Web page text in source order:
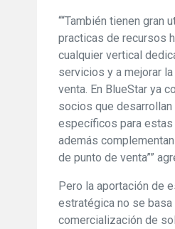
““También tienen gran
practicas de recursos
cualquier vertical
servicios y a mejorar
venta. En BlueStar ya
socios que
específicos para estas
además
de punto de venta””
Pero la aportación de
estratégica no se
comercialización de